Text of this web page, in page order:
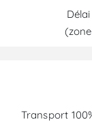
Transport